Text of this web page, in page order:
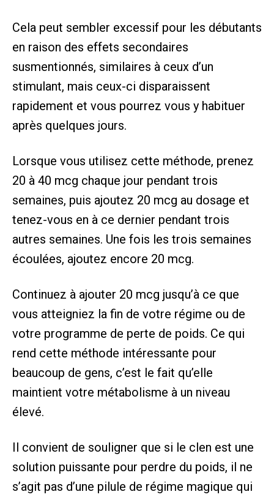
Cela peut sembler excessif pour les débutants
en raison des effets secondaires
susmentionnés, similaires à ceux d’un
stimulant, mais ceux-ci disparaissent
rapidement et vous pourrez vous y habituer
après quelques jours.
Lorsque vous utilisez cette méthode, prenez
20 à 40 mcg chaque jour pendant trois
semaines, puis ajoutez 20 mcg au dosage et
tenez-vous en à ce dernier pendant trois
autres semaines. Une fois les trois semaines
écoulées, ajoutez encore 20 mcg.
Continuez à ajouter 20 mcg jusqu’à ce que
vous atteigniez la fin de votre régime ou de
votre programme de perte de poids. Ce qui
rend cette méthode intéressante pour
beaucoup de gens, c’est le fait qu’elle
maintient votre métabolisme à un niveau
élevé.
Il convient de souligner que si le clen est une
solution puissante pour perdre du poids, il ne
s’agit pas d’une pilule de régime magique qui